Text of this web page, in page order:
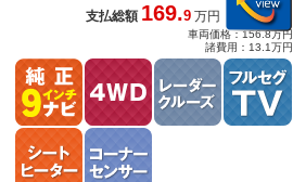
支払総額169.9 万円
車両価格：156.8万円
諸費用：13.1万円